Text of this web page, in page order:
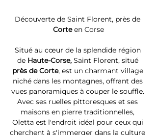
Découverte de Saint Florent, près de
Corte en Corse
Situé au cœur de la splendide région
de Haute-Corse, Saint Florent, situé
près de Corte, est un charmant village
niché dans les montagnes, offrant des
vues panoramiques à couper le souffle.
Avec ses ruelles pittoresques et ses
maisons en pierre traditionnelles,
Oletta est l'endroit idéal pour ceux qui
cherchent à s'immerger dans la culture